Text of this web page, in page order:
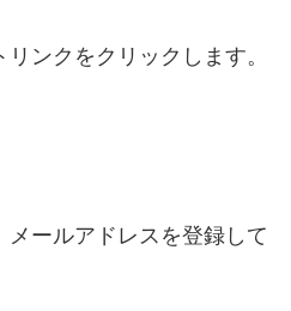
ンクをクリックします。
ールアドレスを登録して